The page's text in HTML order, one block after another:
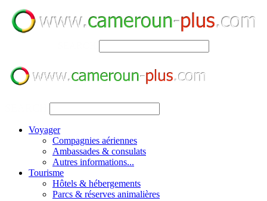
Voyager
Compagnies aériennes
Ambassades & consulats
Autres informations...
Tourisme
Hôtels & hébergements
Parcs & réserves animalières